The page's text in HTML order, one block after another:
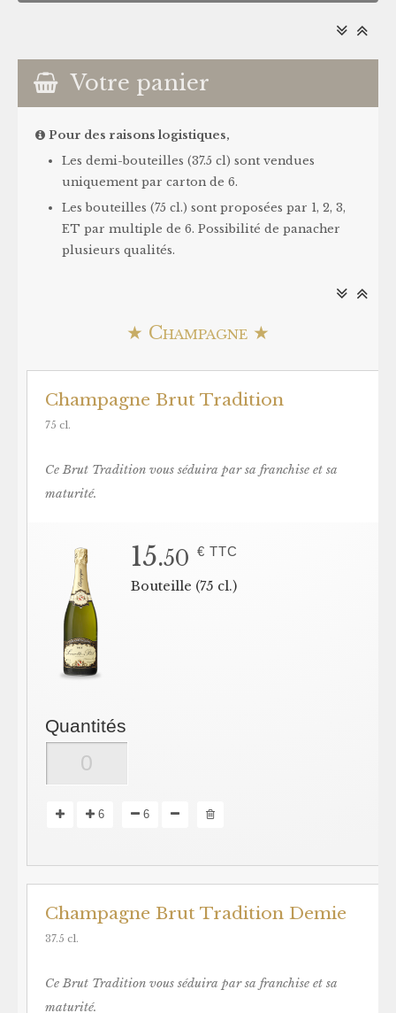
Votre panier
Pour des raisons logistiques,
Les demi-bouteilles (37.5 cl) sont vendues
uniquement par carton de 6.
Les bouteilles (75 cl.) sont proposées par 1, 2, 3,
ET par multiple de 6. Possibilité de panacher
plusieurs qualités.
★ Champagne ★
Champagne Brut Tradition
75 cl.
Ce Brut Tradition vous séduira par sa franchise et sa
maturité.
15.50 € TTC
Bouteille (75 cl.)
Quantités
6 6
Champagne Brut Tradition Demie
37.5 cl.
Ce Brut Tradition vous séduira par sa franchise et sa
maturité.